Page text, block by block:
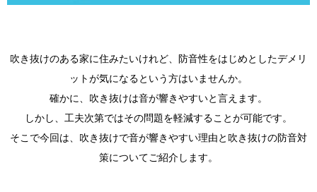
吹き抜けのある家に住みたいけれど、防音性をはじめとしたデメリ
ットが気になるという方はいませんか。
確かに、吹き抜けは音が響きやすいと言えます。
しかし、工夫次第ではその問題を軽減することが可能です。
そこで今回は、吹き抜けで音が響きやすい理由と吹き抜けの防音対
策についてご紹介します。